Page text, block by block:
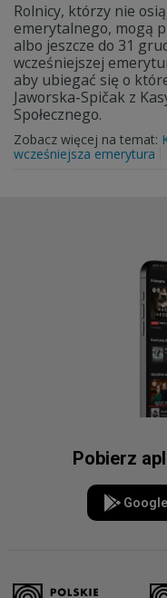
Rolnicy, którzy nie
emerytalnego, mogą
albo jeszcze do 31
wcześniejszej
aby ubiegać się o
Jaworska-Spičak z
Społecznego.
Zobacz więcej na temat:
wcześniejsza emerytura
Pobierz